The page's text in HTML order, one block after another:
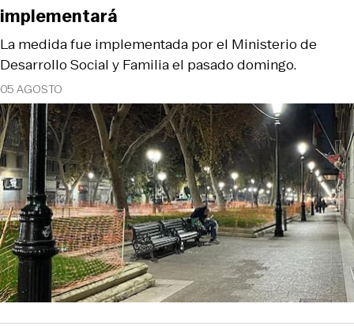
05 AGOSTO
La medida fue implementada por el Ministerio de
Desarrollo Social y Familia el pasado domingo.
implementará